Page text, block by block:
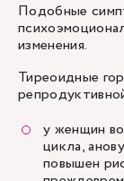
Подобные
изменения.
Тиреоидные
у женщин
цикла,
повышен